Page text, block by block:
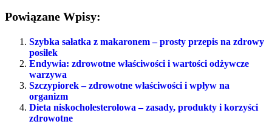
Powiązane Wpisy:
Szybka sałatka z makaronem – prosty przepis na zdrowy
posiłek
Endywia: zdrowotne właściwości i wartości odżywcze
warzywa
Szczypiorek – zdrowotne właściwości i wpływ na
organizm
Dieta niskocholesterolowa – zasady, produkty i korzyści
zdrowotne